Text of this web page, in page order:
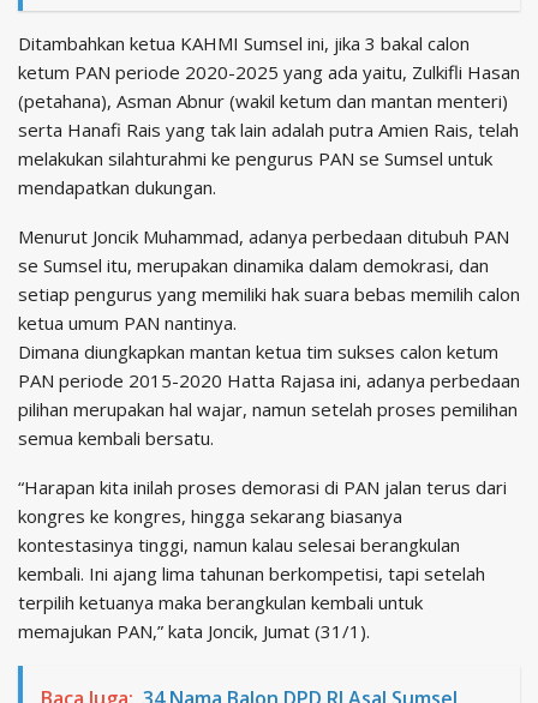
Ditambahkan ketua KAHMI Sumsel ini, jika 3 bakal calon
ketum PAN periode 2020-2025 yang ada yaitu, Zulkifli Hasan
(petahana), Asman Abnur (wakil ketum dan mantan menteri)
serta Hanafi Rais yang tak lain adalah putra Amien Rais, telah
melakukan silahturahmi ke pengurus PAN se Sumsel untuk
mendapatkan dukungan.
Menurut Joncik Muhammad, adanya perbedaan ditubuh PAN
se Sumsel itu, merupakan dinamika dalam demokrasi, dan
setiap pengurus yang memiliki hak suara bebas memilih calon
ketua umum PAN nantinya.
Dimana diungkapkan mantan ketua tim sukses calon ketum
PAN periode 2015-2020 Hatta Rajasa ini, adanya perbedaan
pilihan merupakan hal wajar, namun setelah proses pemilihan
semua kembali bersatu.
“Harapan kita inilah proses demorasi di PAN jalan terus dari
kongres ke kongres, hingga sekarang biasanya
kontestasinya tinggi, namun kalau selesai berangkulan
kembali. Ini ajang lima tahunan berkompetisi, tapi setelah
terpilih ketuanya maka berangkulan kembali untuk
memajukan PAN,” kata Joncik, Jumat (31/1).